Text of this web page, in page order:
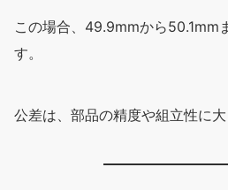
この場合、49.9mmから50.1mm
す。
公差は、部品の精度や組立性に大